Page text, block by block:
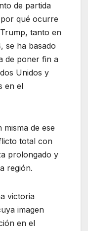
de partida
qué ocurre
tanto en
se ha basado
de poner fin a
Unidos y
en el
de ese
total con
prolongado y
región.
victoria
imagen
en el